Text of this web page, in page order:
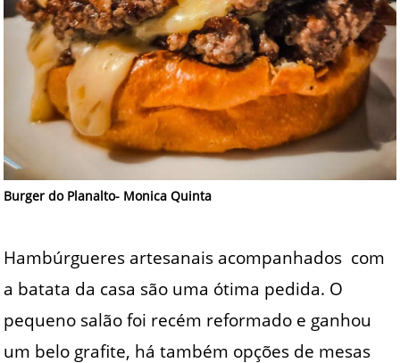
Burger do Planalto- Monica Quinta
Hambúrgueres artesanais acompanhados com
a batata da casa são uma ótima pedida. O
pequeno salão foi recém reformado e ganhou
um belo grafite, há também opções de mesas